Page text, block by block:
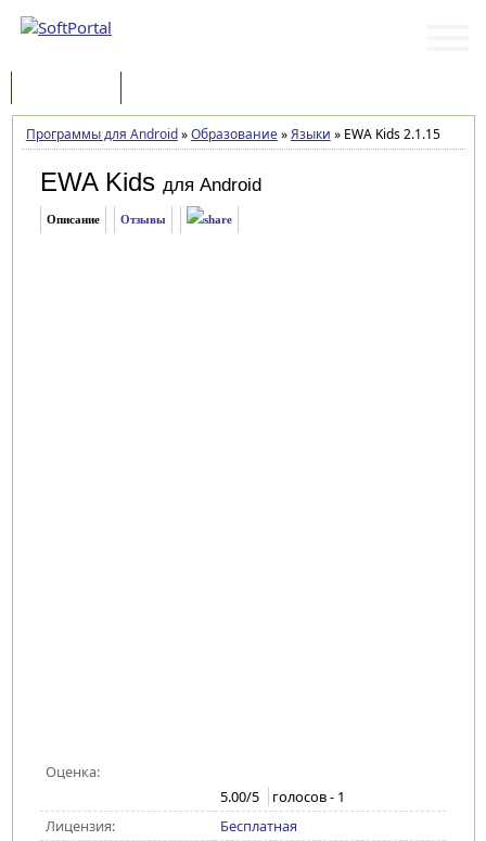
Программы для Android»Образование»Языки »EWA Kids 2.1.15
EWA Kids для Android
Описание Отзывы
Оценка:
5.00/5 голосов - 1
Лицензия:
Бесплатная